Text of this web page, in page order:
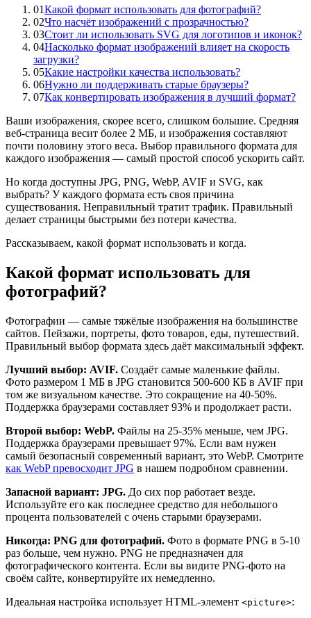
01Какой формат использовать для фотографий?
02Что насчёт изображений с прозрачностью?
03Стоит ли использовать SVG для логотипов и иконок?
04Насколько формат изображений влияет на скорость
загрузки?
05Какие настройки качества использовать?
06Нужно ли поддерживать старые браузеры?
07Как конвертировать изображения в лучший формат?
Ваши изображения, скорее всего, слишком большие. Средняя
веб-страница весит более 2 МБ, и изображения составляют
почти половину этого веса. Выбор правильного формата для
каждого изображения — самый простой способ ускорить сайт.
Но когда доступны JPG, PNG, WebP, AVIF и SVG, как
выбрать? У каждого формата есть своя причина
существования. Неправильный тратит трафик. Правильный
делает страницы быстрыми без потери качества.
Рассказываем, какой формат использовать и когда.
Какой формат использовать для
фотографий?
Фотографии — самые тяжёлые изображения на большинстве
сайтов. Пейзажи, портреты, фото товаров, еды, путешествий.
Правильный выбор формата здесь даёт максимальный эффект.
Лучший выбор: AVIF. Создаёт самые маленькие файлы.
Фото размером 1 МБ в JPG становится 500-600 КБ в AVIF при
том же визуальном качестве. Это сокращение на 40-50%.
Поддержка браузерами составляет 93% и продолжает расти.
Второй выбор: WebP. Файлы на 25-35% меньше, чем JPG.
Поддержка браузерами превышает 97%. Если вам нужен
самый безопасный современный вариант, это WebP. Смотрите
как WebP превосходит JPG в нашем подробном сравнении.
Запасной вариант: JPG. До сих пор работает везде.
Используйте его как последнее средство для небольшого
процента пользователей с очень старыми браузерами.
Никогда: PNG для фотографий. Фото в формате PNG в 5-10
раз больше, чем нужно. PNG не предназначен для
фотографического контента. Если вы видите PNG-фото на
своём сайте, конвертируйте их немедленно.
Идеальная настройка использует HTML-элемент <picture>: